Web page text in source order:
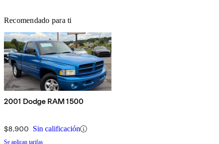
Recomendado para ti
2001 Dodge RAM 1500
$8,900 Sin calificación
Se aplican tarifas